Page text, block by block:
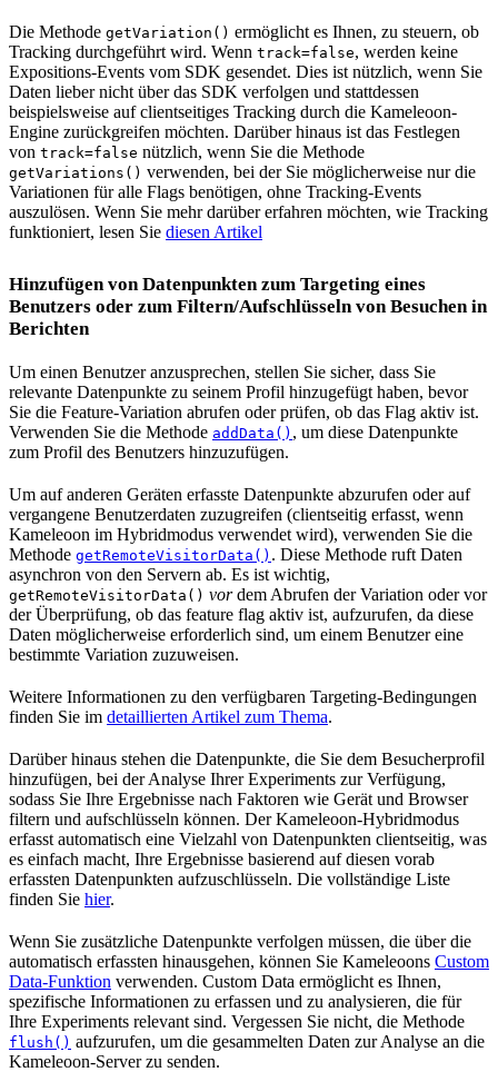
Die Methode getVariation() ermöglicht es Ihnen, zu steuern, ob
Tracking durchgeführt wird. Wenn track=false, werden keine
Expositions-Events vom SDK gesendet. Dies ist nützlich, wenn Sie
Daten lieber nicht über das SDK verfolgen und stattdessen
beispielsweise auf clientseitiges Tracking durch die Kameleoon-
Engine zurückgreifen möchten. Darüber hinaus ist das Festlegen
von track=false nützlich, wenn Sie die Methode
getVariations() verwenden, bei der Sie möglicherweise nur die
Variationen für alle Flags benötigen, ohne Tracking-Events
auszulösen. Wenn Sie mehr darüber erfahren möchten, wie Tracking
funktioniert, lesen Sie diesen Artikel
Hinzufügen von Datenpunkten zum Targeting eines
Benutzers oder zum Filtern/Aufschlüsseln von Besuchen in
Berichten
Um einen Benutzer anzusprechen, stellen Sie sicher, dass Sie
relevante Datenpunkte zu seinem Profil hinzugefügt haben, bevor
Sie die Feature-Variation abrufen oder prüfen, ob das Flag aktiv ist.
Verwenden Sie die Methode addData() , um diese Datenpunkte
zum Profil des Benutzers hinzuzufügen.
Um auf anderen Geräten erfasste Datenpunkte abzurufen oder auf
vergangene Benutzerdaten zuzugreifen (clientseitig erfasst, wenn
Kameleoon im Hybridmodus verwendet wird), verwenden Sie die
Methode getRemoteVisitorData() . Diese Methode ruft Daten
asynchron von den Servern ab. Es ist wichtig,
getRemoteVisitorData() vordem Abrufen der Variation oder vor
der Überprüfung, ob das feature flag aktiv ist, aufzurufen, da diese
Daten möglicherweise erforderlich sind, um einem Benutzer eine
bestimmte Variation zuzuweisen.
Weitere Informationen zu den verfügbaren Targeting-Bedingungen
finden Sie im detaillierten Artikel zum Thema.
Darüber hinaus stehen die Datenpunkte, die Sie dem Besucherprofil
hinzufügen, bei der Analyse Ihrer Experiments zur Verfügung,
sodass Sie Ihre Ergebnisse nach Faktoren wie Gerät und Browser
filtern und aufschlüsseln können. Der Kameleoon-Hybridmodus
erfasst automatisch eine Vielzahl von Datenpunkten clientseitig, was
es einfach macht, Ihre Ergebnisse basierend auf diesen vorab
erfassten Datenpunkten aufzuschlüsseln. Die vollständige Liste
finden Sie hier.
Wenn Sie zusätzliche Datenpunkte verfolgen müssen, die über die
automatisch erfassten hinausgehen, können Sie Kameleoons Custom
Data-Funktion verwenden. Custom Data ermöglicht es Ihnen,
spezifische Informationen zu erfassen und zu analysieren, die für
Ihre Experiments relevant sind. Vergessen Sie nicht, die Methode
flush() aufzurufen, um die gesammelten Daten zur Analyse an die
Kameleoon-Server zu senden.